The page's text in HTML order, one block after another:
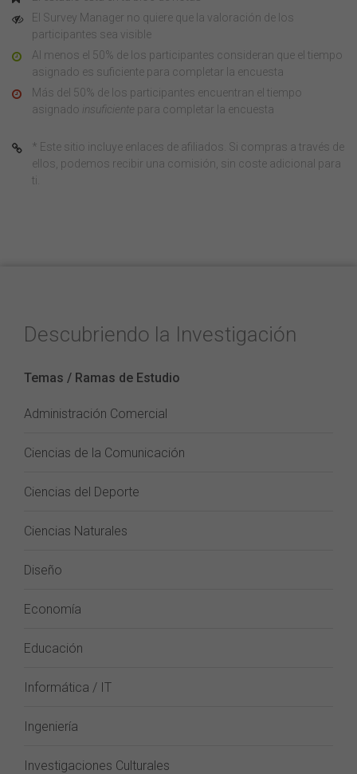
El Survey Manager no quiere que la valoración de los
participantes sea visible
Al menos el 50% de los participantes consideran que el tiempo
asignado es suficiente para completar la encuesta
Más del 50% de los participantes encuentran el tiempo
asignado insuficiente para completar la encuesta
* Este sitio incluye enlaces de afiliados. Si compras a través de
ellos, podemos recibir una comisión, sin coste adicional para
ti.
Descubriendo la Investigación
Temas / Ramas de Estudio
Administración Comercial
Ciencias de la Comunicación
Ciencias del Deporte
Ciencias Naturales
Diseño
Economía
Educación
Informática / IT
Ingeniería
Investigaciones Culturales